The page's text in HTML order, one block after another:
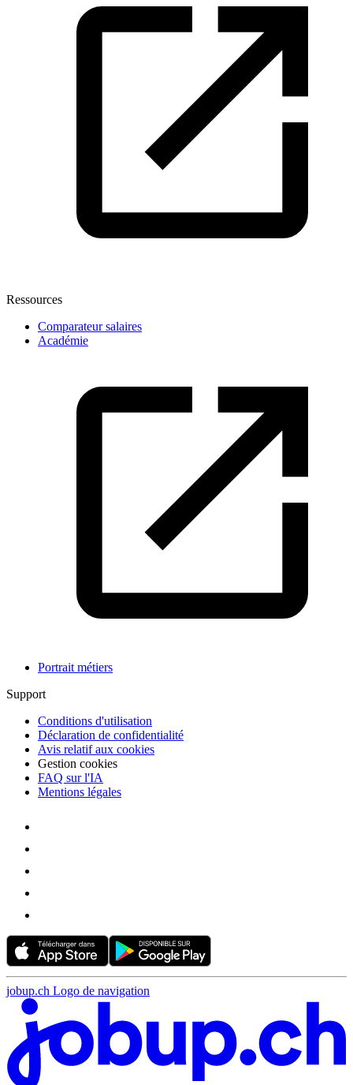
Ressources
Comparateur salaires
Académie
Portrait métiers
Support
Conditions d'utilisation
Déclaration de confidentialité
Avis relatif aux cookies
Gestion cookies
FAQ sur l'IA
Mentions légales
jobup.ch Logo de navigation